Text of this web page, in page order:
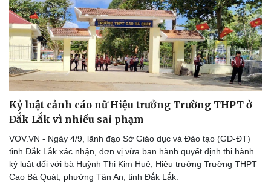
Thể thao
Bóng đá
Lịch thi đấu bóng đá
Thế giới thể thao
eSports
Hậu trường
Ô tô - Xe máy
Ô tô
Xe máy
Tư vấn
Kỷ luật cảnh cáo nữ Hiệu trưởng Trường THPT ở
Đắk Lắk vì nhiều sai phạm
VOV.VN - Ngày 4/9, lãnh đạo Sở Giáo dục và Đào tạo (GD-ĐT)
tỉnh Đắk Lắk xác nhận, đơn vị vừa ban hành quyết định thi hành
kỷ luật đối với bà Huỳnh Thị Kim Huệ, Hiệu trưởng Trường THPT
Cao Bá Quát, phường Tân An, tỉnh Đắk Lắk.